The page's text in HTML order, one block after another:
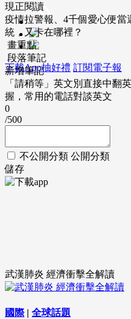
下載App抽好禮 訂閱電子報
現正閱讀
疫情拉警報、4千個愛心便當
統，又卡在哪裡？
畫重點
段落筆記
新增筆記
「請稍等」英文別直接中翻
握，常用的電話對談英文
0
/500
不公開分類 公開分類
儲存
武漢肺炎 經濟衝擊全解讀
國際| 全球話題